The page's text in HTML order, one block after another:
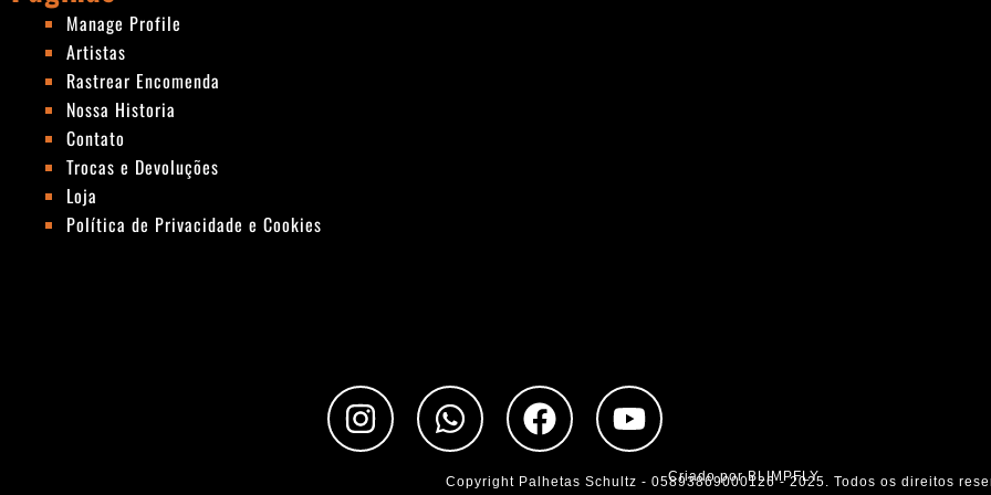
Manage Profile
Artistas
Rastrear Encomenda
Nossa Historia
Contato
Trocas e Devoluções
Loja
Política de Privacidade e Cookies
I
n
W
h
a
F
a
c
Y
o
Copyright Palhetas Schultz - 05893869000126 - 2025. Todos os direitos
Criado por BLIMPFLY